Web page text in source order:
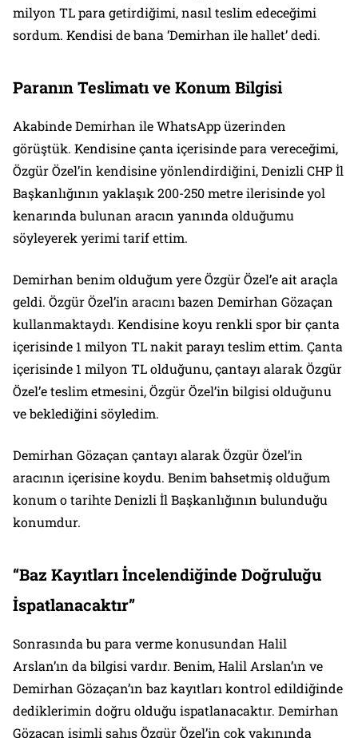
milyon TL para getirdiğimi, nasıl teslim edeceğimi
sordum. Kendisi de bana ‘Demirhan ile hallet’ dedi.
Paranın Teslimatı ve Konum Bilgisi
Akabinde Demirhan ile WhatsApp üzerinden
görüştük. Kendisine çanta içerisinde para vereceğimi,
Özgür Özel’in kendisine yönlendirdiğini, Denizli CHP İl
Başkanlığının yaklaşık 200-250 metre ilerisinde yol
kenarında bulunan aracın yanında olduğumu
söyleyerek yerimi tarif ettim.
Demirhan benim olduğum yere Özgür Özel’e ait araçla
geldi. Özgür Özel’in aracını bazen Demirhan Gözaçan
kullanmaktaydı. Kendisine koyu renkli spor bir çanta
içerisinde 1 milyon TL nakit parayı teslim ettim. Çanta
içerisinde 1 milyon TL olduğunu, çantayı alarak Özgür
Özel’e teslim etmesini, Özgür Özel’in bilgisi olduğunu
ve beklediğini söyledim.
Demirhan Gözaçan çantayı alarak Özgür Özel’in
aracının içerisine koydu. Benim bahsetmiş olduğum
konum o tarihte Denizli İl Başkanlığının bulunduğu
konumdur.
“Baz Kayıtları İncelendiğinde Doğruluğu
İspatlanacaktır”
Sonrasında bu para verme konusundan Halil
Arslan’ın da bilgisi vardır. Benim, Halil Arslan’ın ve
Demirhan Gözaçan’ın baz kayıtları kontrol edildiğinde
dediklerimin doğru olduğu ispatlanacaktır. Demirhan
Gözaçan isimli şahıs Özgür Özel’in çok yakınında